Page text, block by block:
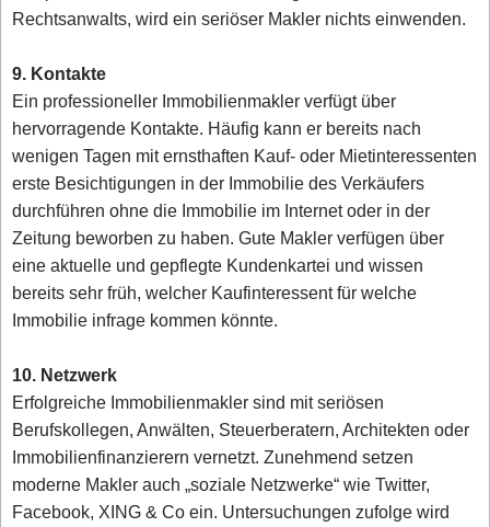
Rechtsanwalts, wird ein seriöser Makler nichts einwenden.
9. Kontakte
Ein professioneller Immobilienmakler verfügt über
hervorragende Kontakte. Häufig kann er bereits nach
wenigen Tagen mit ernsthaften Kauf- oder Mietinteressenten
erste Besichtigungen in der Immobilie des Verkäufers
durchführen ohne die Immobilie im Internet oder in der
Zeitung beworben zu haben. Gute Makler verfügen über
eine aktuelle und gepflegte Kundenkartei und wissen
bereits sehr früh, welcher Kaufinteressent für welche
Immobilie infrage kommen könnte.
10. Netzwerk
Erfolgreiche Immobilienmakler sind mit seriösen
Berufskollegen, Anwälten, Steuerberatern, Architekten oder
Immobilienfinanzierern vernetzt. Zunehmend setzen
moderne Makler auch „soziale Netzwerke“ wie Twitter,
Facebook, XING & Co ein. Untersuchungen zufolge wird